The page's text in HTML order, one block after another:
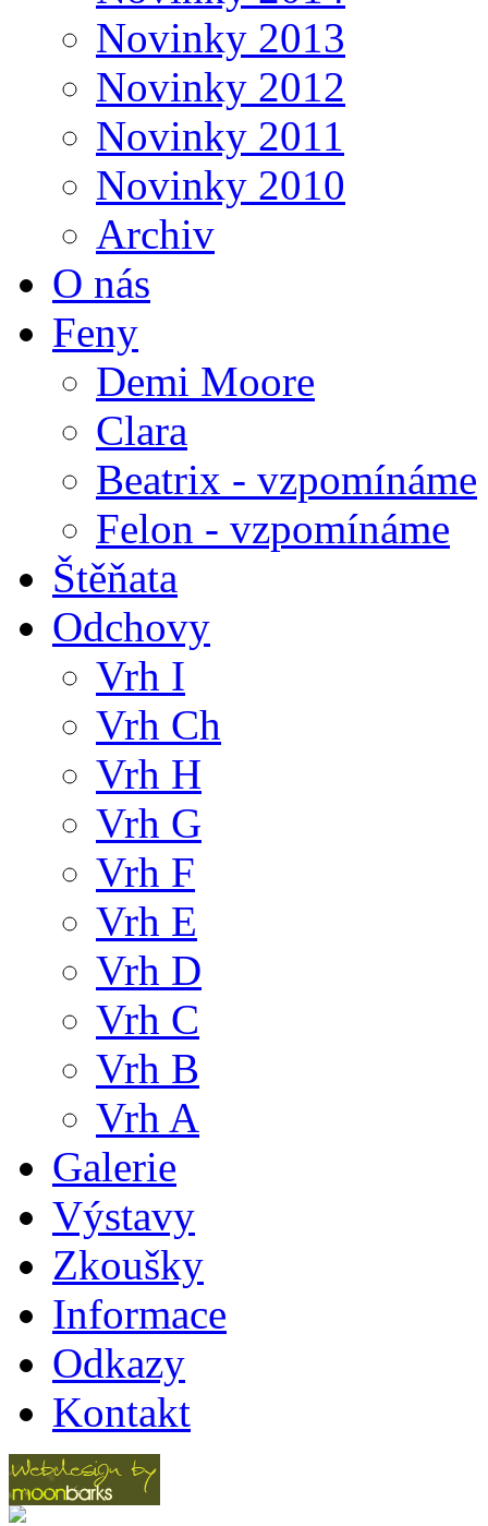
Novinky 2013
Novinky 2012
Novinky 2011
Novinky 2010
Archiv
O nás
Feny
Demi Moore
Clara
Beatrix - vzpomínáme
Felon - vzpomínáme
Štěňata
Odchovy
Vrh I
Vrh Ch
Vrh H
Vrh G
Vrh F
Vrh E
Vrh D
Vrh C
Vrh B
Vrh A
Galerie
Výstavy
Zkoušky
Informace
Odkazy
Kontakt